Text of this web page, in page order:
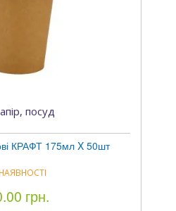
посуд
КРАФТ 175мл X 50шт
грн.